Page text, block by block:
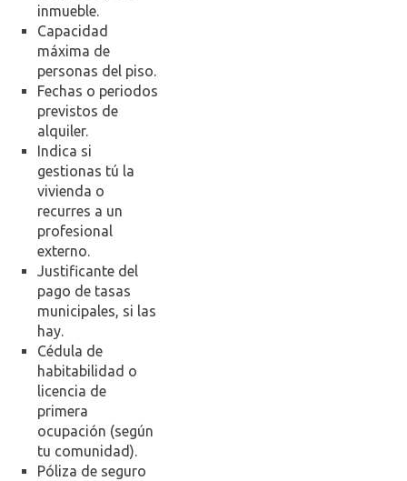
inmueble.
Capacidad
máxima de
personas del piso.
Fechas o periodos
previstos de
alquiler.
Indica si
gestionas tú la
vivienda o
recurres a un
profesional
externo.
Justificante del
pago de tasas
municipales, si las
hay.
Cédula de
habitabilidad o
licencia de
primera
ocupación (según
tu comunidad).
Póliza de seguro